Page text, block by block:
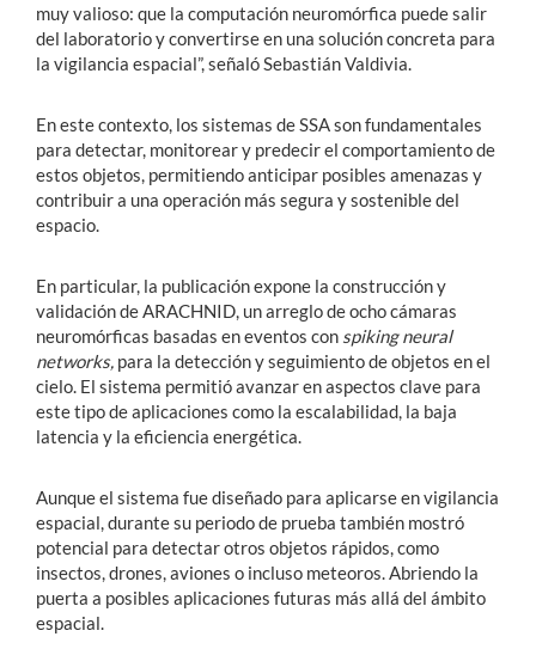
muy valioso: que la computación neuromórfica puede salir
del laboratorio y convertirse en una solución concreta para
la vigilancia espacial”, señaló Sebastián Valdivia.
En este contexto, los sistemas de SSA son fundamentales
para detectar, monitorear y predecir el comportamiento de
estos objetos, permitiendo anticipar posibles amenazas y
contribuir a una operación más segura y sostenible del
espacio.
En particular, la publicación expone la construcción y
validación de ARACHNID, un arreglo de ocho cámaras
neuromórficas basadas en eventos con spiking neural
networks, para la detección y seguimiento de objetos en el
cielo. El sistema permitió avanzar en aspectos clave para
este tipo de aplicaciones como la escalabilidad, la baja
latencia y la eficiencia energética.
Aunque el sistema fue diseñado para aplicarse en vigilancia
espacial, durante su periodo de prueba también mostró
potencial para detectar otros objetos rápidos, como
insectos, drones, aviones o incluso meteoros. Abriendo la
puerta a posibles aplicaciones futuras más allá del ámbito
espacial.